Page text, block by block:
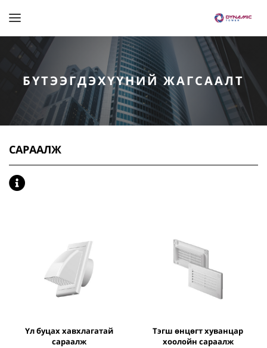
БҮТЭЭГДЭХҮҮНИЙ ЖАГСААЛТ
САРААЛЖ
Үл буцах хавхлагатай
сараалж
Тэгш өнцөгт хуванцар
хоолойн сараалж